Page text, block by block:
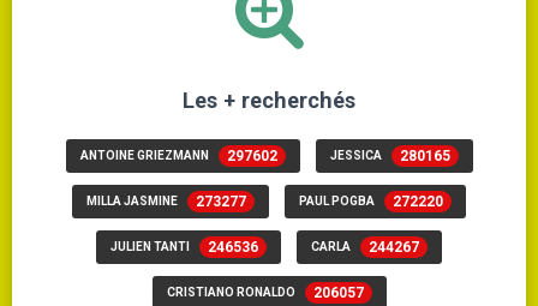
Les + recherchés
ANTOINE GRIEZMANN 297602 JESSICA 280165
MILLA JASMINE 273277 PAUL POGBA 272220
JULIEN TANTI 246536 CARLA 244267
CRISTIANO RONALDO 206057